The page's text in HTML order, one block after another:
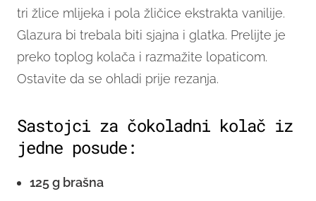
tri žlice mlijeka i pola žličice ekstrakta vanilije.
Glazura bi trebala biti sjajna i glatka. Prelijte je
preko toplog kolača i razmažite lopaticom.
Ostavite da se ohladi prije rezanja.
Sastojci za čokoladni kolač iz
jedne posude:
125 g brašna